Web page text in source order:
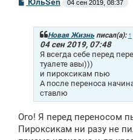
о
04 сен 2019, 08:37
Новая Жизнь писал(а): ↑
04 сен 2019, 07:48
Я всегда себе перед
туалете авы)))
и пироксикам пью
А после переноса
ставлю
Ого! Я перед переносом
Пироксикам ни разу не